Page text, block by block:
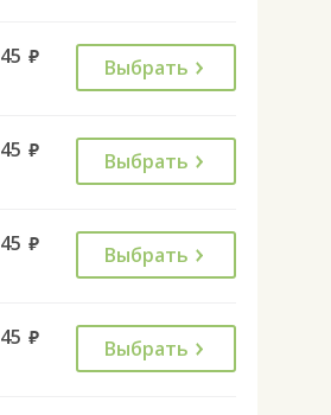
45 руб. Выбрать
45 руб. Выбрать
45 руб. Выбрать
45 руб. Выбрать